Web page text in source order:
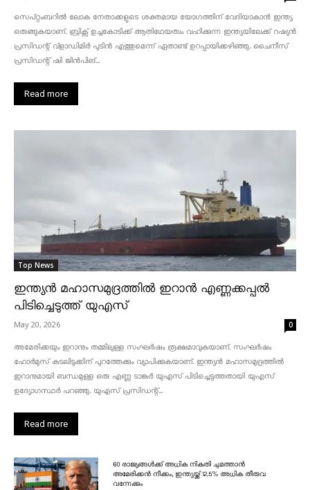
സെപ്റ്റംബറിൽ ലോക നേതാക്കളുടെ ശക്തമായ യോഗത്തിന് വേദിയാകാൻ ഇന്ത്യ
ഒരുങ്ങുകയാണ്. ബ്രിക്സ് ഉച്ചകോടിക്ക് ആതിഥേയത്വം വഹിക്കുന്ന ഇന്ത്യയിലേക്ക് റഷ്യൻ
പ്രസിഡന്റ് വ്‌ളാഡിമിർ പുടിൻ എത്തുമെന്ന് ഏതാണ്ട് ഉറപ്പായിക്കഴിഞ്ഞു. ചൈനീസ്
പ്രസിഡന്റ് ഷി ജിൻപിങ്...
Read more
Top News
ഇന്ത്യൻ മഹാസമുദ്രത്തിൽ ഇറാൻ എണ്ണക്കപ്പൽ
പിടിച്ചെടുത്ത് യുഎസ്
May 20, 2026 0
അമേരിക്കയും ഇറാനും തമ്മിലുള്ള സംഘർഷം രൂക്ഷമാവുകയാണ്. സംഘർഷം
ഹോർമുസ് കടലിടുക്കിന് പുറത്തേക്കും വ്യാപിക്കുകയാണ്. ഇന്ത്യൻ മഹാസമുദ്രത്തിൽ
ഇറാനുമായി ബന്ധമുള്ള ഒരു എണ്ണ ടാങ്കർ യുഎസ് പിടിച്ചെടുത്തതായി യുഎസ്
ഉദ്യോഗസ്ഥർ പറഞ്ഞു. യുഎസ് പ്രസിഡന്റ്...
Read more
60 രാജ്യങ്ങൾക്ക് അധിക നികുതി ചുമത്താൻ
അമേരിക്കൻ നീക്കം, ഇന്ത്യയ്ക്ക് 12.5% അധിക തീരുവ
വന്നേക്കും